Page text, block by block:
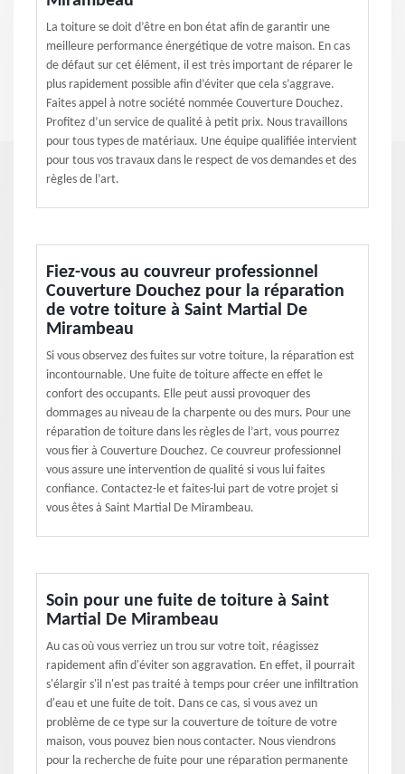
La toiture se doit d’être en bon état afin de garantir une
meilleure performance énergétique de votre maison. En cas
de défaut sur cet élément, il est très important de réparer le
plus rapidement possible afin d’éviter que cela s’aggrave.
Faites appel à notre société nommée Couverture Douchez.
Profitez d’un service de qualité à petit prix. Nous travaillons
pour tous types de matériaux. Une équipe qualifiée intervient
pour tous vos travaux dans le respect de vos demandes et des
règles de l’art.
Fiez-vous au couvreur professionnel
Couverture Douchez pour la réparation
de votre toiture à Saint Martial De
Mirambeau
Si vous observez des fuites sur votre toiture, la réparation est
incontournable. Une fuite de toiture affecte en effet le
confort des occupants. Elle peut aussi provoquer des
dommages au niveau de la charpente ou des murs. Pour une
réparation de toiture dans les règles de l’art, vous pourrez
vous fier à Couverture Douchez. Ce couvreur professionnel
vous assure une intervention de qualité si vous lui faites
confiance. Contactez-le et faites-lui part de votre projet si
vous êtes à Saint Martial De Mirambeau.
Soin pour une fuite de toiture à Saint
Martial De Mirambeau
Au cas où vous verriez un trou sur votre toit, réagissez
rapidement afin d'éviter son aggravation. En effet, il pourrait
s'élargir s'il n'est pas traité à temps pour créer une infiltration
d'eau et une fuite de toit. Dans ce cas, si vous avez un
problème de ce type sur la couverture de toiture de votre
maison, vous pouvez bien nous contacter. Nous viendrons
pour la recherche de fuite pour une réparation permanente